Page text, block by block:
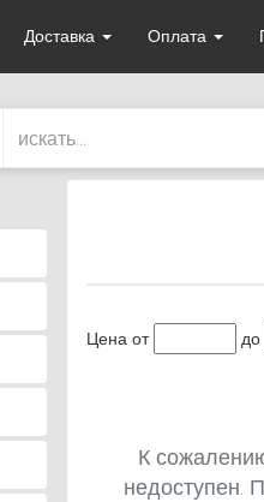
Доставка Оплата
Цена от до
К
недоступен.